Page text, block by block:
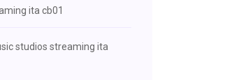
ita cb01
studios streaming ita